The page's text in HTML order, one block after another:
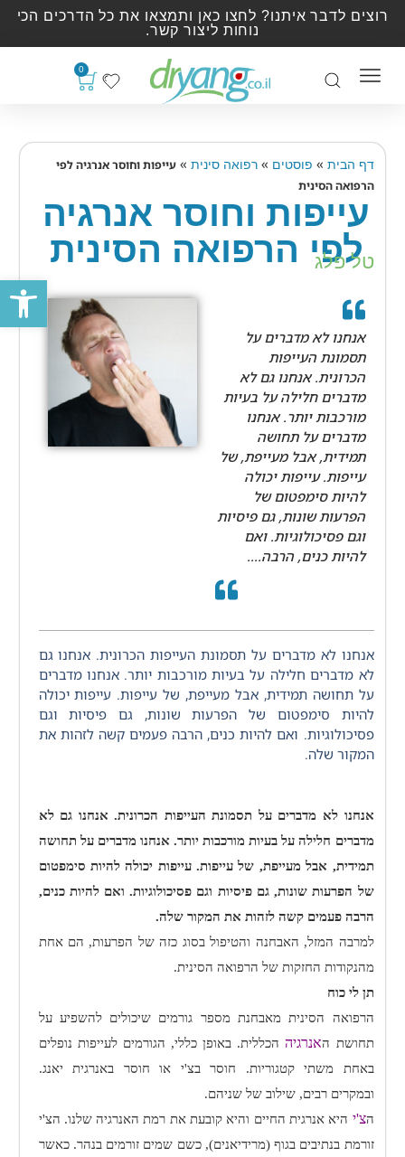
פתח
רוצים לדבר איתנו? לחצו כאן ותמצאו את כל הדרכים הכי
נוחות ליצור קשר.
0
דף הבית » פוסטים »רפואה סינית »עייפות וחוסר אנרגיה לפי
הרפואה הסינית
עייפות וחוסר אנרגיה
לפי הרפואה הסינית
טל פלג
אנחנו לא מדברים על
תסמונת העייפות
הכרונית. אנחנו גם לא
מדברים חלילה על בעיות
מורכבות יותר. אנחנו
מדברים על תחושה
תמידית, אבל מעייפת, של
עייפות. עייפות יכולה
להיות סימפטום של
הפרעות שונות, גם פיסיות
וגם פסיכולוגיות. ואם
להיות כנים, הרבה....
אנחנו לא מדברים על תסמונת העייפות הכרונית. אנחנו גם
לא מדברים חלילה על בעיות מורכבות יותר. אנחנו מדברים
על תחושה תמידית, אבל מעייפת, של עייפות. עייפות יכולה
להיות סימפטום של הפרעות שונות, גם פיסיות וגם
פסיכולוגיות. ואם להיות כנים, הרבה פעמים קשה לזהות את
המקור שלה.
אנחנו לא מדברים על תסמונת העייפות הכרונית. אנחנו גם לא
מדברים חלילה על בעיות מורכבות יותר. אנחנו מדברים על תחושה
תמידית, אבל מעייפת, של עייפות. עייפות יכולה להיות סימפטום
של הפרעות שונות, גם פיסיות וגם פסיכולוגיות. ואם להיות כנים,
הרבה פעמים קשה לזהות את המקור שלה.
למרבה המזל, האבחנה והטיפול בסוג כזה של הפרעות, הם אחת
מהנקודות החזקות של הרפואה הסינית.
תן לי כוח
הרפואה הסינית מאבחנת מספר גורמים שיכולים להשפיע על
תחושת האנרגיההכללית. באופן כללי, הגורמים לעייפות נופלים
באחת משתי קטגוריות. חוסר בצ'י או חוסר באנרגית יאנג.
ובמקרים רבים, שילוב של שניהם.
הצ'י היא אנרגית החיים והיא קובעת את רמת האנרגיה שלנו. הצ'י
זורמת בנתיבים בגוף (מרידיאנים), כשם שמים זורמים בנהר. כאשר